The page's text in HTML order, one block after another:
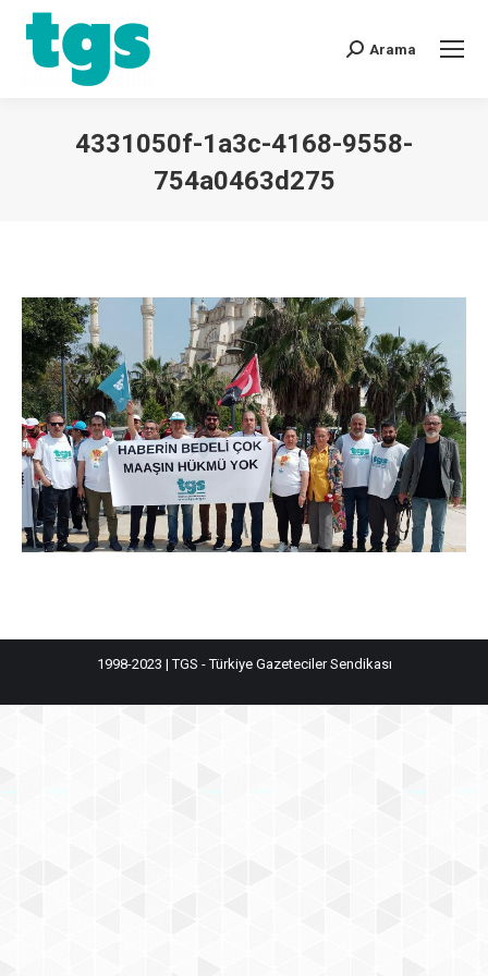
Arama
4331050f-1a3c-4168-9558-
754a0463d275
1998-2023 | TGS - Türkiye Gazeteciler Sendikası